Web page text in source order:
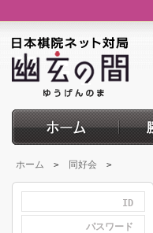
ホーム > 同好会 >
ID
パスワード